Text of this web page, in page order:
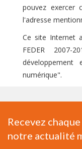
pouvez exercer
l'adresse
Ce site Internet
FEDER 2007-
numérique".
Recevez
notre actualité